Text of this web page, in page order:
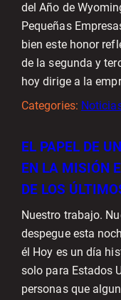
del Año de
Pequeñas
bien este honor
de la segunda y
hoy dirige a la
Categories:
EL PAPEL DE
EN LA MISIÓN
DE LOS
Nuestro trabajo.
despegue esta
él Hoy es un día
solo para Estados
personas que